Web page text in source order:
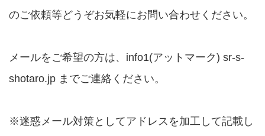
のご依頼等どうぞお気軽にお問い合わせください。
メールをご希望の方は、info1(アットマーク) sr-s-
shotaro.jp までご連絡ください。
※迷惑メール対策としてアドレスを加工して記載し